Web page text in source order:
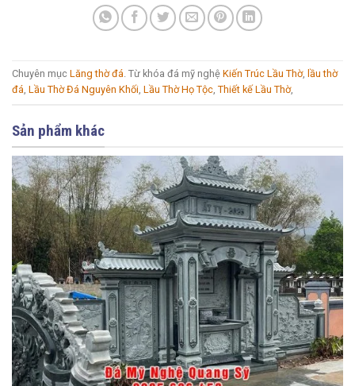
Chuyên mục Lăng thờ đá. Từ khóa đá mỹ nghệ Kiến Trúc Lầu Thờ, lầu thờ
đá, Lầu Thờ Đá Nguyên Khối, Lầu Thờ Họ Tộc, Thiết kế Lầu Thờ,
Sản phẩm khác